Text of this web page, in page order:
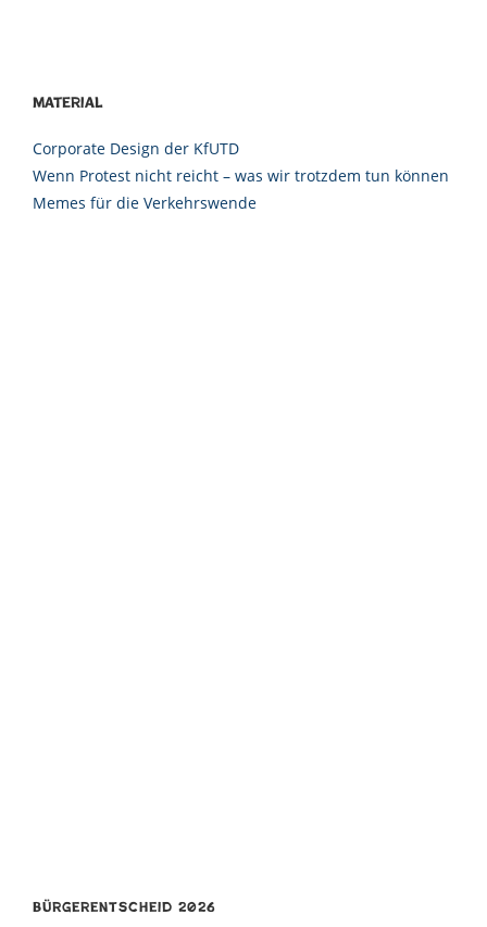
Material
Corporate Design der KfUTD
Wenn Protest nicht reicht – was wir trotzdem tun können
Memes für die Verkehrswende
Bürgerentscheid 2026